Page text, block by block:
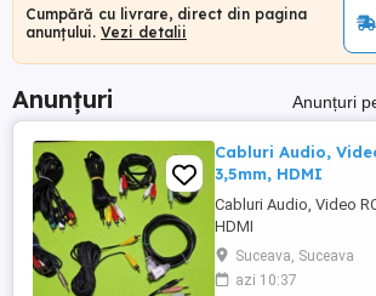
Cumpără cu livrare, direct din pagina
anunțului. Vezi detalii
Anunțuri Anunțuri
Cabluri Audio,
3,5mm, HDMI
Cabluri Audio, Video
HDMI
Suceava, Suceava
azi 10:37